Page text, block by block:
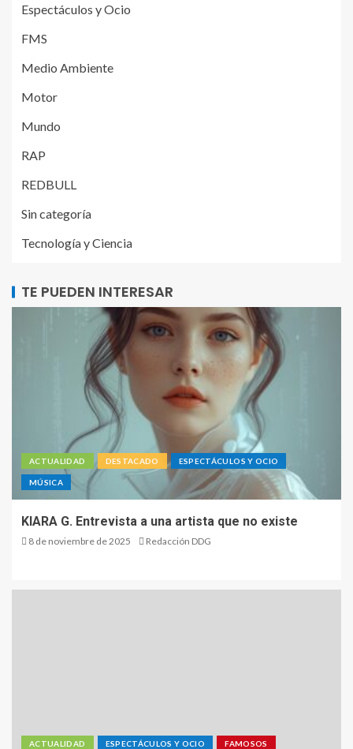
Espectáculos y Ocio
FMS
Medio Ambiente
Motor
Mundo
RAP
REDBULL
Sin categoría
Tecnología y Ciencia
TE PUEDEN INTERESAR
ACTUALIDAD DESTACADO ESPECTÁCULOS Y OCIO
MÚSICA
KIARA G. Entrevista a una artista que no existe
8 de noviembre de 2025 Redacción DDG
ACTUALIDAD ESPECTÁCULOS Y OCIO FAMOSOS